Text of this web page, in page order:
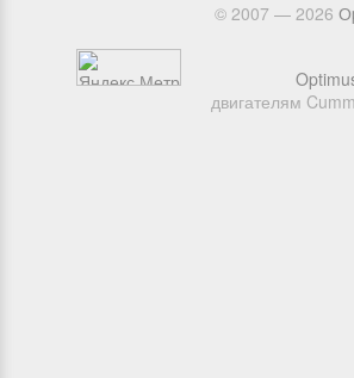
© 2007 — 2026
двигателям